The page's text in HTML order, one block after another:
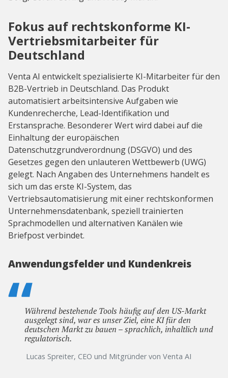
Fokus auf rechtskonforme KI-
Vertriebsmitarbeiter für
Deutschland
Venta AI entwickelt spezialisierte KI-Mitarbeiter für den
B2B-Vertrieb in Deutschland. Das Produkt
automatisiert arbeitsintensive Aufgaben wie
Kundenrecherche, Lead-Identifikation und
Erstansprache. Besonderer Wert wird dabei auf die
Einhaltung der europäischen
Datenschutzgrundverordnung (DSGVO) und des
Gesetzes gegen den unlauteren Wettbewerb (UWG)
gelegt. Nach Angaben des Unternehmens handelt es
sich um das erste KI-System, das
Vertriebsautomatisierung mit einer rechtskonformen
Unternehmensdatenbank, speziell trainierten
Sprachmodellen und alternativen Kanälen wie
Briefpost verbindet.
Anwendungsfelder und Kundenkreis
Während bestehende Tools häufig auf den US-Markt
ausgelegt sind, war es unser Ziel, eine KI für den
deutschen Markt zu bauen – sprachlich, inhaltlich und
regulatorisch.
Lucas Spreiter, CEO und Mitgründer von Venta AI